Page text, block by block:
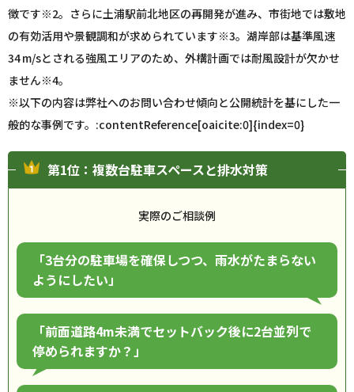
徴です※2。さらに土浦駅前北地区の再開発が進み、市街地では敷地
の有効活用や景観調和が求められています※3。湖岸部は基準風速
34 m/sとされる強風エリアのため、外構計画では耐風設計が欠かせ
ません※4。
※以下の内容は弊社へのお問い合わせ傾向と公開統計を基にした一
般的な事例です。:contentReference[oaicite:0]{index=0}
第1位：複数台駐車スペースと排水対策
実際のご相談例
「3台分の駐車場を確保しつつ、雨水がたまらない
ようにしたい」
「前面道路4m未満でセットバック後に2台並列で
停められますか？」